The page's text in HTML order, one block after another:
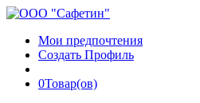
Мои предпочтения
Создать Профиль
0Товар(ов)